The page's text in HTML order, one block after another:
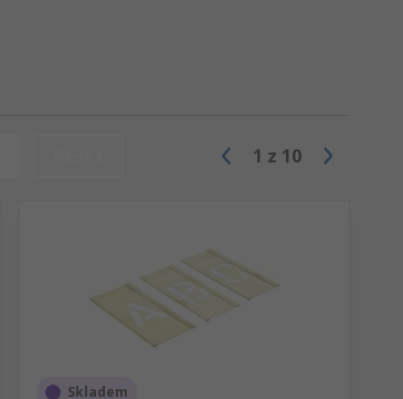
1 z 10
Skladem